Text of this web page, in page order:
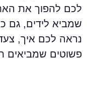
לכם להפוך את
שמביא לידים, גם
נראה לכם איך,
פשוטים שמביאים